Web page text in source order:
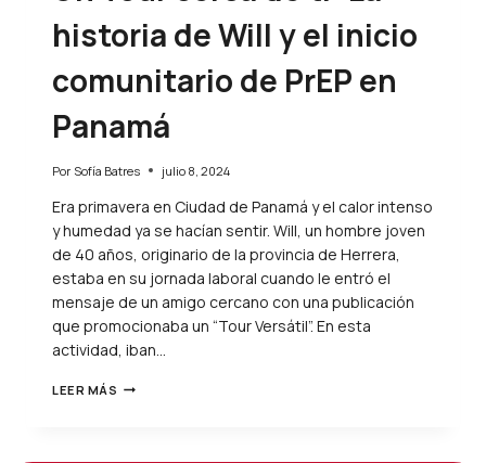
historia de Will y el inicio
comunitario de PrEP en
Panamá
Por Sofía Batres julio 8, 2024
Era primavera en Ciudad de Panamá y el calor intenso
y humedad ya se hacían sentir. Will, un hombre joven
de 40 años, originario de la provincia de Herrera,
estaba en su jornada laboral cuando le entró el
mensaje de un amigo cercano con una publicación
que promocionaba un “Tour Versátil”. En esta
actividad, iban…
LEER MÁS